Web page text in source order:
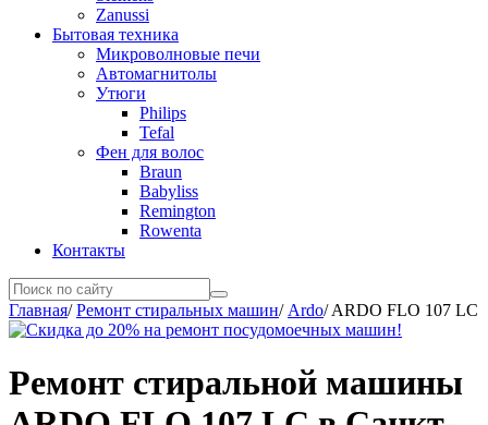
Zanussi
Бытовая техника
Микроволновые печи
Автомагнитолы
Утюги
Philips
Tefal
Фен для волос
Braun
Babyliss
Remington
Rowenta
Контакты
Главная/Ремонт стиральных машин/ Ardo/ARDO FLO 107 LC
Ремонт стиральной машины